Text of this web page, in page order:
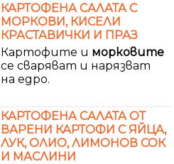
КАРТОФЕНА САЛАТА С
МОРКОВИ, КИСЕЛИ
КРАСТАВИЧКИ И ПРАЗ
Картофите и морковите
се сваряват и нарязват
на едро.
КАРТОФЕНА САЛАТА ОТ
ВАРЕНИ КАРТОФИ С ЯЙЦА,
ЛУК, ОЛИО, ЛИМОНОВ СОК
И МАСЛИНИ